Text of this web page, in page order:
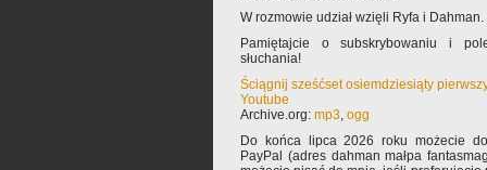
W rozmowie udział wzięli Ryfa i Dahman.
Pamiętajcie o subskrybowaniu i
słuchania!
Ściągnij sześćset osiemdziesiąty
Youtube
Archive.org: mp3, ogg
Do końca lipca 2026 roku możecie
PayPal (adres dahman małpa